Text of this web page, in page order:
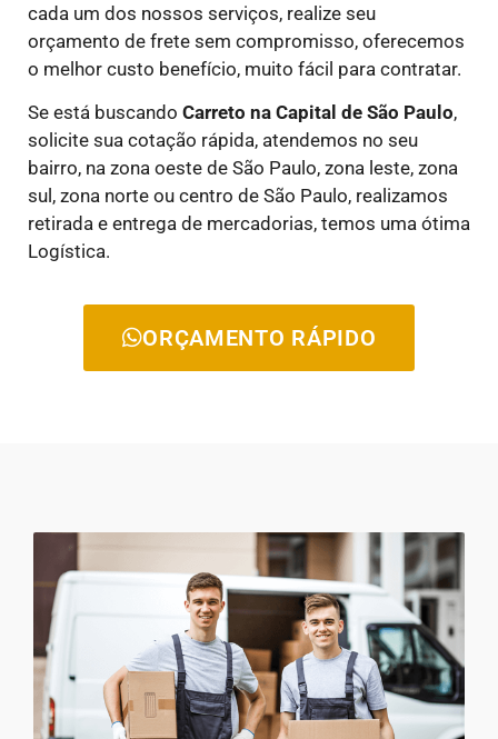
cada um dos nossos serviços, realize seu
orçamento de frete sem compromisso, oferecemos
o melhor custo benefício, muito fácil para contratar.
Se está buscando Carreto na Capital de São Paulo,
solicite sua cotação rápida, atendemos no seu
bairro, na zona oeste de São Paulo, zona leste, zona
sul, zona norte ou centro de São Paulo, realizamos
retirada e entrega de mercadorias, temos uma ótima
Logística.
ORÇAMENTO RÁPIDO